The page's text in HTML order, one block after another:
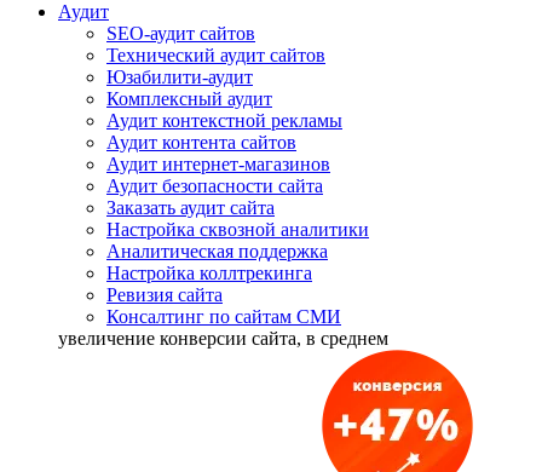
Аудит
SEO-аудит сайтов
Технический аудит сайтов
Юзабилити-аудит
Комплексный аудит
Аудит контекстной рекламы
Аудит контента сайтов
Аудит интернет-магазинов
Аудит безопасности сайта
Заказать аудит сайта
Настройка сквозной аналитики
Аналитическая поддержка
Настройка коллтрекинга
Ревизия сайта
Консалтинг по сайтам СМИ
увеличение конверсии сайта, в среднем